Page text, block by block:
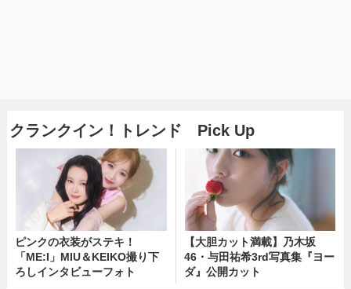
クランクイン！トレンド Pick Up
ピンクの衣装がステキ！
「ME:I」MIU＆KEIKO撮り下
ろしインタビューフォト
【大胆カット満載】乃木坂
46・与田祐希3rd写真集『ヨー
ダ』公開カット